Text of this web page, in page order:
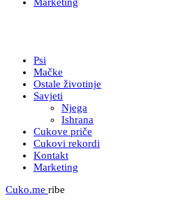
Psi
Mačke
Ostale životinje
Savjeti
Njega
Ishrana
Cukove priče
Cukovi rekordi
Kontakt
Marketing
Cuko.me ribe